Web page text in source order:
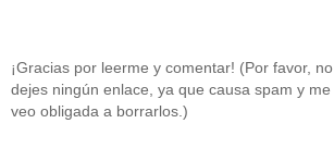
¡Gracias por leerme y comentar! (Por favor, no
dejes ningún enlace, ya que causa spam y me
veo obligada a borrarlos.)